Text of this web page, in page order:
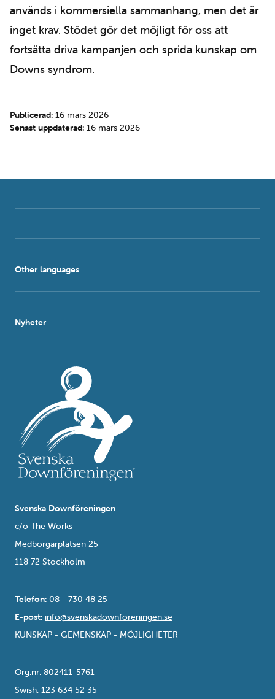
används i kommersiella sammanhang, men det är
inget krav. Stödet gör det möjligt för oss att
fortsätta driva kampanjen och sprida kunskap om
Downs syndrom.
Publicerad: 16 mars 2026
Senast uppdaterad: 16 mars 2026
Other languages
Nyheter
Svenska Downföreningen
c/o The Works
Medborgarplatsen 25
118 72 Stockholm
Telefon: 08 - 730 48 25
E-post: info@svenskadownforeningen.se
KUNSKAP - GEMENSKAP - MÖJLIGHETER
Org.nr: 802411-5761
Swish: 123 634 52 35